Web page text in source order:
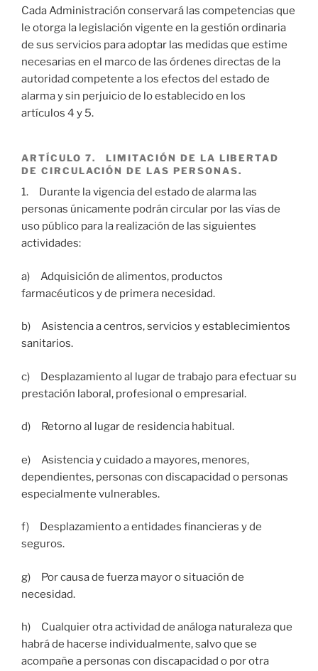
Cada Administración conservará las competencias que
le otorga la legislación vigente en la gestión ordinaria
de sus servicios para adoptar las medidas que estime
necesarias en el marco de las órdenes directas de la
autoridad competente a los efectos del estado de
alarma y sin perjuicio de lo establecido en los
artículos 4 y 5.
ARTÍCULO 7. LIMITACIÓN DE LA LIBERTAD
DE CIRCULACIÓN DE LAS PERSONAS.
1. Durante la vigencia del estado de alarma las
personas únicamente podrán circular por las vías de
uso público para la realización de las siguientes
actividades:
a) Adquisición de alimentos, productos
farmacéuticos y de primera necesidad.
b) Asistencia a centros, servicios y establecimientos
sanitarios.
c) Desplazamiento al lugar de trabajo para efectuar su
prestación laboral, profesional o empresarial.
d) Retorno al lugar de residencia habitual.
e) Asistencia y cuidado a mayores, menores,
dependientes, personas con discapacidad o personas
especialmente vulnerables.
f) Desplazamiento a entidades financieras y de
seguros.
g) Por causa de fuerza mayor o situación de
necesidad.
h) Cualquier otra actividad de análoga naturaleza que
habrá de hacerse individualmente, salvo que se
acompañe a personas con discapacidad o por otra